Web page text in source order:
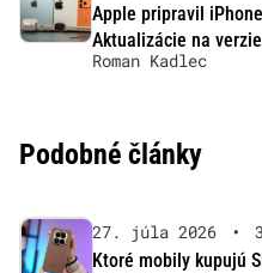
Apple pripravil
Aktualizácie na
Roman Kadlec
Podobné články
27. júla 2026 •
Ktoré mobily kupujú